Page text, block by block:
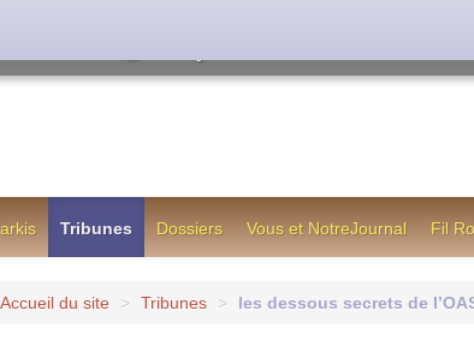
Tribunes Dossiers Vous et NotreJournal Fil
Accueil du site > Tribunes > les dessous secrets de
formule utilisée jusqu’en octobre